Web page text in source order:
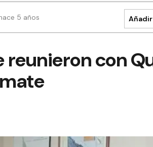
5 años
reunieron con